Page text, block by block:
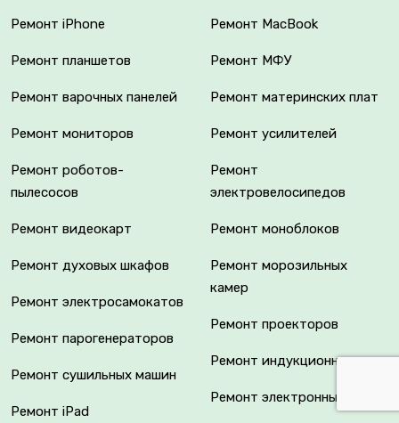
Ремонт iPhone
Ремонт планшетов
Ремонт варочных панелей
Ремонт мониторов
Ремонт роботов-
пылесосов
Ремонт видеокарт
Ремонт духовых шкафов
Ремонт электросамокатов
Ремонт парогенераторов
Ремонт сушильных машин
Ремонт iPad
Ремонт MacBook
Ремонт МФУ
Ремонт материнских плат
Ремонт усилителей
Ремонт
электровелосипедов
Ремонт моноблоков
Ремонт морозильных
камер
Ремонт проекторов
Ремонт индукционных плит
Ремонт электронных книг